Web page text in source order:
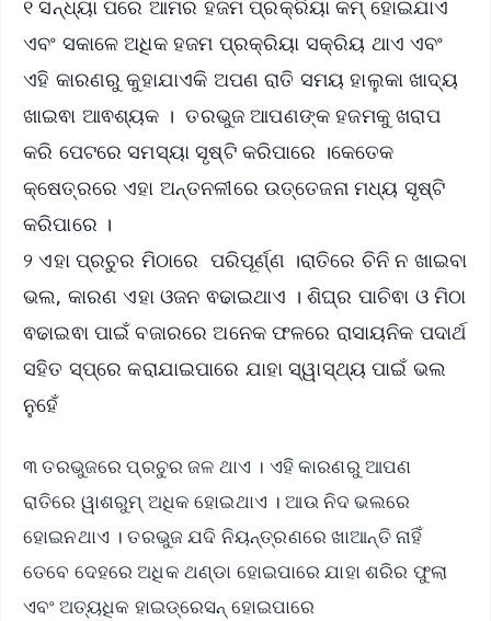
୧ ସନ୍ଧ୍ୟା ପରେ ଆମର ହଜମ ପ୍ରକ୍ରିୟା କମ୍ ହୋଇଯାଏ
ଏବଂ ସକାଳେ ଅଧିକ ହଜମ ପ୍ରକ୍ରିୟା ସକ୍ରିୟ ଥାଏ ଏବଂ
ଏହି କାରଣରୁ କୁହାଯାଏକି ଅପଣ ରାତି ସମୟ ହାଲୁକା ଖାଦ୍ୟ
ଖାଇଵା ଆଵଶ୍ୟକ । ତରଭୁଜ ଆପଣଙ୍କ ହଜମକୁ ଖରାପ
କରି ପେଟରେ ସମସ୍ୟା ସୃଷ୍ଟି କରିପାରେ ।କେତେକ
କ୍ଷେତ୍ରରେ ଏହା ଅନ୍ତନଳୀରେ ଉତ୍ତେଜନା ମଧ୍ୟ ସୃଷ୍ଟି
କରିପାରେ ।
୨ ଏହା ପ୍ରଚୁର ମିଠାରେ ପରିପୂର୍ଣ୍ଣ ।ରାତିରେ ଚିନି ନ ଖାଇବା
ଭଲ, କାରଣ ଏହା ଓଜନ ଵଢାଇଥାଏ । ଶିଘ୍ର ପାଚିଵା ଓ ମିଠା
ଵଢାଇଵା ପାଇଁ ବଜାରରେ ଅନେକ ଫଳରେ ରାସାୟନିକ ପଦାର୍ଥ
ସହିତ ସ୍ପ୍ରେ କରାଯାଇପାରେ ଯାହା ସ୍ୱାସ୍ଥ୍ୟ ପାଇଁ ଭଲ
ନୁହେଁ
୩ ତରଭୁଜରେ ପ୍ରଚୁର ଜଳ ଥାଏ । ଏହି କାରଣରୁ ଆପଣ
ରାତିରେ ୱାଶରୁମ୍ ଅଧିକ ହୋଇଥାଏ । ଆଉ ନିଦ ଭଲରେ
ହୋଇନଥାଏ । ତରଭୁଜ ଯଦି ନିୟନ୍ତ୍ରଣରେ ଖାଆନ୍ତି ନାହିଁ
ତେବେ ଦେହରେ ଅଧିକ ଥଣ୍ଡା ହୋଇପାରେ ଯାହା ଶରିର ଫୁଲା
ଏବଂ ଅତ୍ୟଧିକ ହାଇଡ୍ରେସନ୍ ହୋଇପାରେ